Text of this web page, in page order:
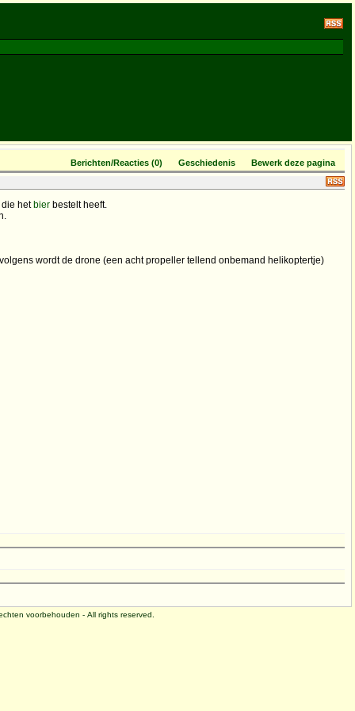
Berichten/Reacties (0) Geschiedenis Bewerk deze pagina
die het bier bestelt heeft.
wordt de drone (een acht propeller tellend onbemand helikoptertje)
voorbehouden - All rights reserved.